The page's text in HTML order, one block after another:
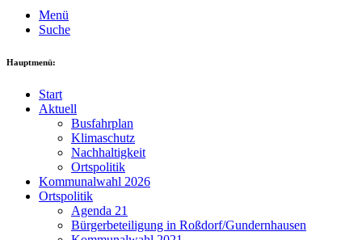
Menü
Suche
Hauptmenü:
Start
Aktuell
Busfahrplan
Klimaschutz
Nachhaltigkeit
Ortspolitik
Kommunalwahl 2026
Ortspolitik
Agenda 21
Bürgerbeteiligung in Roßdorf/Gundernhausen